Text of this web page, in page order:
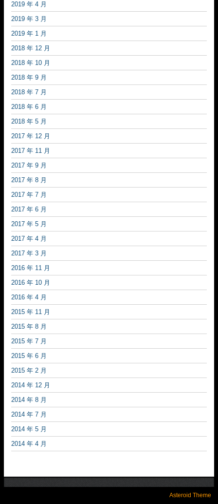
2019 年 4 月
2019 年 3 月
2019 年 1 月
2018 年 12 月
2018 年 10 月
2018 年 9 月
2018 年 7 月
2018 年 6 月
2018 年 5 月
2017 年 12 月
2017 年 11 月
2017 年 9 月
2017 年 8 月
2017 年 7 月
2017 年 6 月
2017 年 5 月
2017 年 4 月
2017 年 3 月
2016 年 11 月
2016 年 10 月
2016 年 4 月
2015 年 11 月
2015 年 8 月
2015 年 7 月
2015 年 6 月
2015 年 2 月
2014 年 12 月
2014 年 8 月
2014 年 7 月
2014 年 5 月
2014 年 4 月
Asteroid Theme